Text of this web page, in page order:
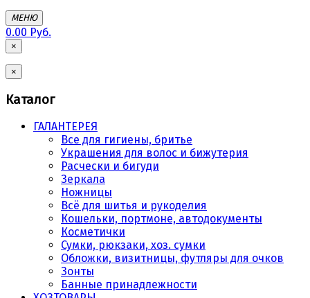
МЕНЮ
0.00 Руб.
×
×
Каталог
ГАЛАНТЕРЕЯ
Все для гигиены, бритье
Украшения для волос и бижутерия
Расчески и бигуди
Зеркала
Ножницы
Всё для шитья и рукоделия
Кошельки, портмоне, автодокументы
Косметички
Сумки, рюкзаки, хоз. сумки
Обложки, визитницы, футляры для очков
Зонты
Банные принадлежности